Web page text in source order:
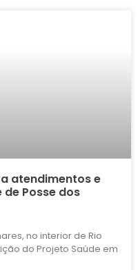
atendimentos e
Posse dos
no interior de Rio
do Projeto Saúde em